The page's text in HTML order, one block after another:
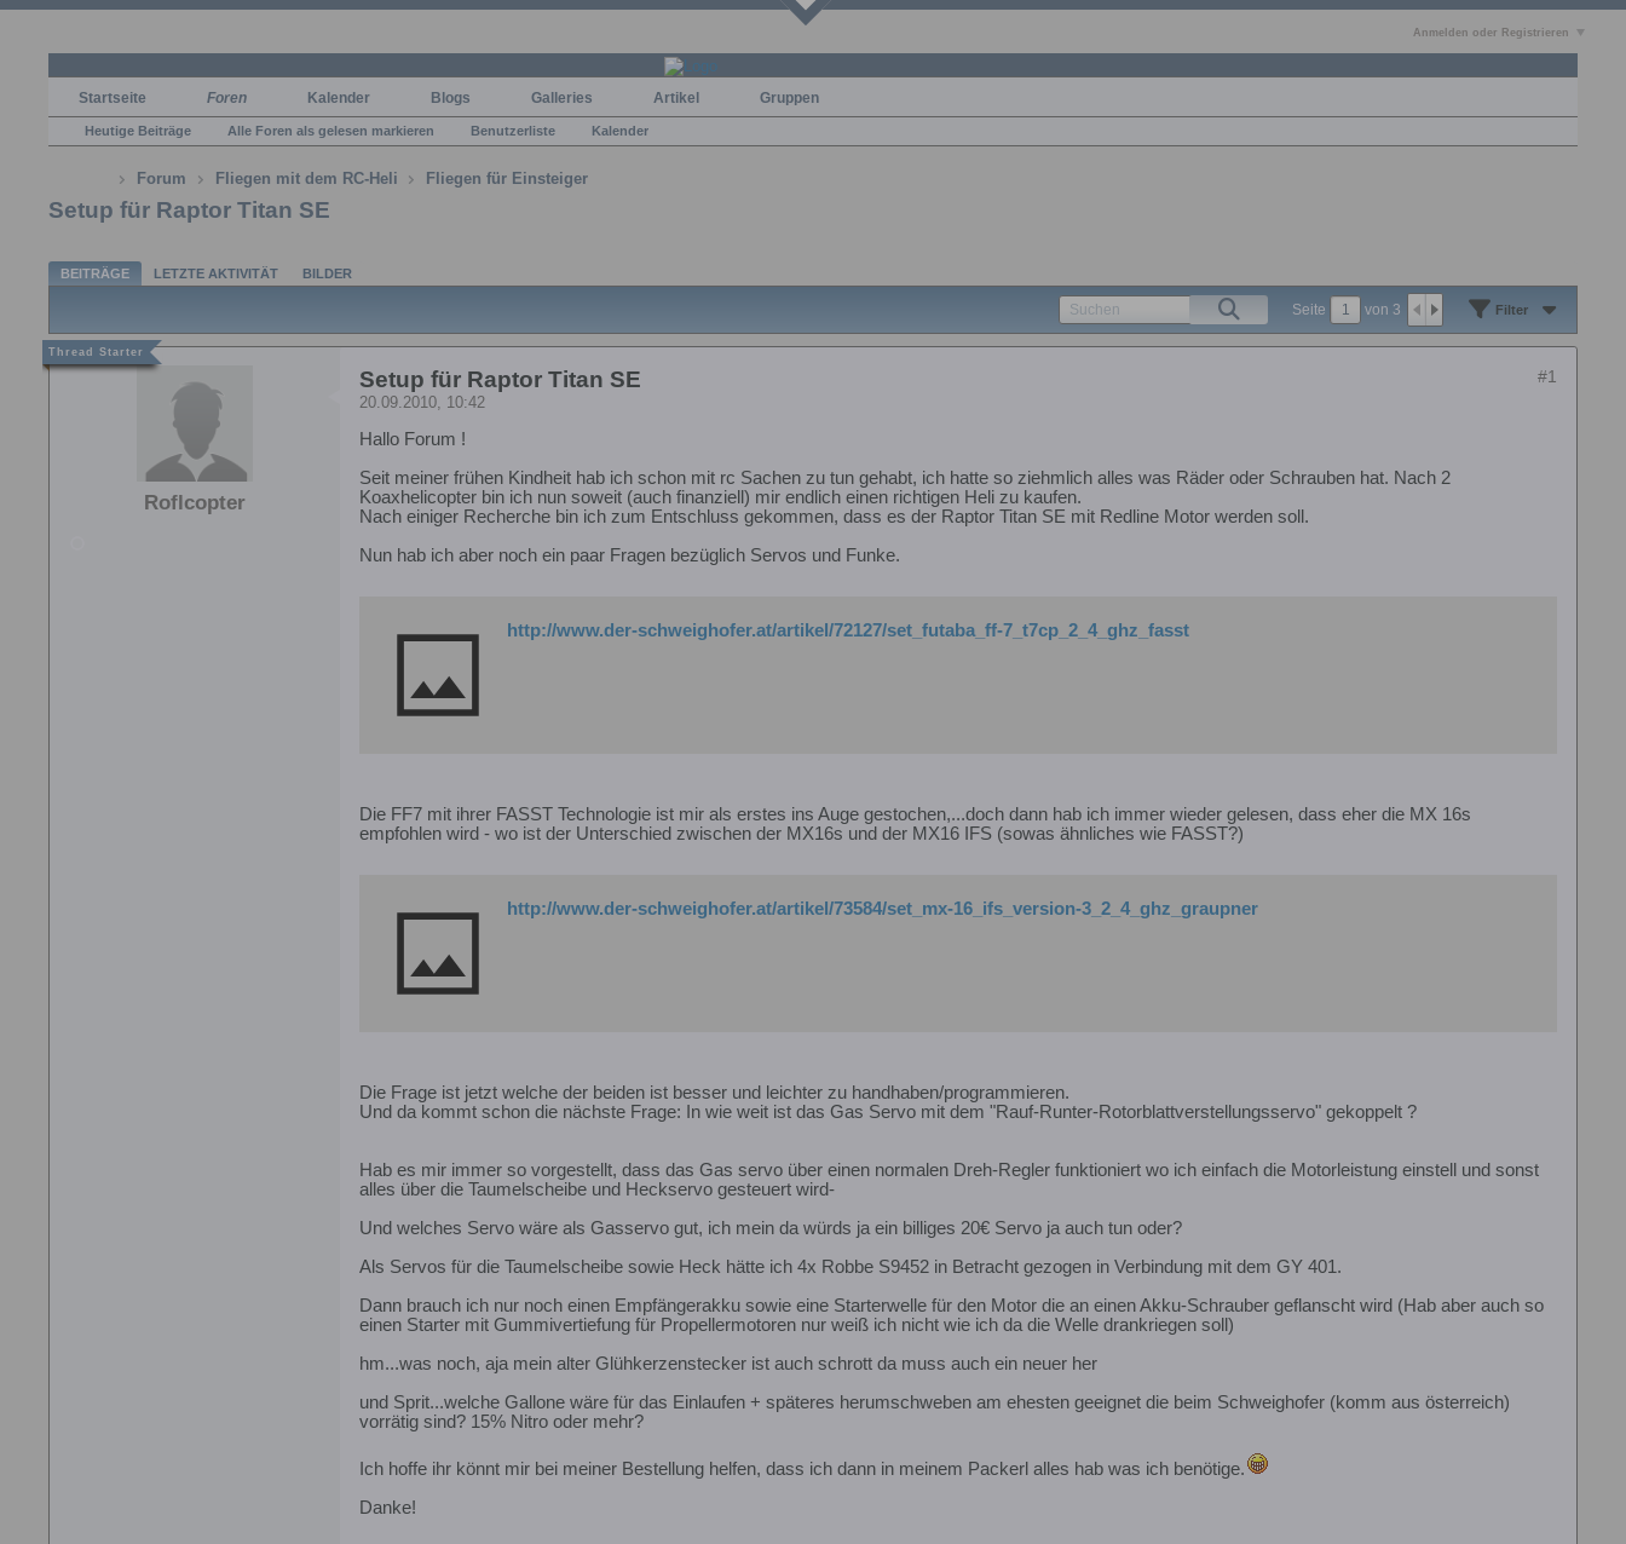
Anmelden oder Registrieren
Startseite Foren Kalender Blogs Galleries Artikel Gruppen
Heutige Beiträge Alle Foren als gelesen markieren Benutzerliste Kalender
Forum Fliegen mit dem RC-Heli Fliegen für Einsteiger
Setup für Raptor Titan SE
BEITRÄGE LETZTE AKTIVITÄT BILDER
Seite von 3 Filter
Roflcopter
#1
Setup für Raptor Titan SE
20.09.2010, 10:42
Hallo Forum !
Seit meiner frühen Kindheit hab ich schon mit rc Sachen zu tun gehabt, ich hatte so ziehmlich alles was Räder oder Schrauben hat. Nach 2
Koaxhelicopter bin ich nun soweit (auch finanziell) mir endlich einen richtigen Heli zu kaufen.
Nach einiger Recherche bin ich zum Entschluss gekommen, dass es der Raptor Titan SE mit Redline Motor werden soll.
Nun hab ich aber noch ein paar Fragen bezüglich Servos und Funke.
http://www.der-schweighofer.at/artikel/72127/set_futaba_ff-7_t7cp_2_4_ghz_fasst
Die FF7 mit ihrer FASST Technologie ist mir als erstes ins Auge gestochen,...doch dann hab ich immer wieder gelesen, dass eher die MX 16s
empfohlen wird - wo ist der Unterschied zwischen der MX16s und der MX16 IFS (sowas ähnliches wie FASST?)
http://www.der-schweighofer.at/artikel/73584/set_mx-16_ifs_version-3_2_4_ghz_graupner
Die Frage ist jetzt welche der beiden ist besser und leichter zu handhaben/programmieren.
Und da kommt schon die nächste Frage: In wie weit ist das Gas Servo mit dem "Rauf-Runter-Rotorblattverstellungsservo" gekoppelt ?
Hab es mir immer so vorgestellt, dass das Gas servo über einen normalen Dreh-Regler funktioniert wo ich einfach die Motorleistung einstell und sonst
alles über die Taumelscheibe und Heckservo gesteuert wird-
Und welches Servo wäre als Gasservo gut, ich mein da würds ja ein billiges 20€ Servo ja auch tun oder?
Als Servos für die Taumelscheibe sowie Heck hätte ich 4x Robbe S9452 in Betracht gezogen in Verbindung mit dem GY 401.
Dann brauch ich nur noch einen Empfängerakku sowie eine Starterwelle für den Motor die an einen Akku-Schrauber geflanscht wird (Hab aber auch so
einen Starter mit Gummivertiefung für Propellermotoren nur weiß ich nicht wie ich da die Welle drankriegen soll)
hm...was noch, aja mein alter Glühkerzenstecker ist auch schrott da muss auch ein neuer her
und Sprit...welche Gallone wäre für das Einlaufen + späteres herumschweben am ehesten geeignet die beim Schweighofer (komm aus österreich)
vorrätig sind? 15% Nitro oder mehr?
Ich hoffe ihr könnt mir bei meiner Bestellung helfen, dass ich dann in meinem Packerl alles hab was ich benötige.
Danke!